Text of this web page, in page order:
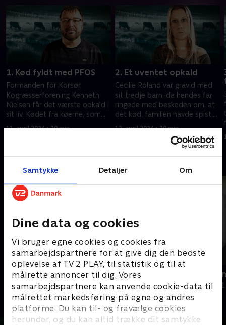
Samtykke Detaljer Om
Dine data og cookies
Vi bruger egne cookies og cookies fra
samarbejdspartnere for at give dig den bedste
oplevelse af TV 2 PLAY, til statistik og til at
målrette annoncer til dig. Vores
samarbejdspartnere kan anvende cookie-data til
målrettet markedsføring på egne og andres
platforme. Du kan til- og fravælge cookies
herunder, og du kan altid trække dit samtykke
1. Kød fyldt med PFOS
Formanden for Korsør
Kogræsserforening Kenneth
Nielsen får det værste opkald i
sit liv. Kødet fra køerne, som
11. april 2024 • 20 min
2. Et uventet opkald
Cecilie Roland var gravid med
sit tredje barn, da hendes far
ringede med beskeden om, at
det kød, familien havde spist,
12. april 2024 • 20 min
Må jeg være mor?
Dokumentar • 1 sæsoner
Pigen på
Dokumentar •